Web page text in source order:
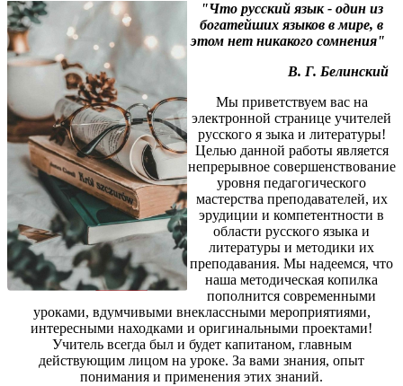
"Что русский язык - один из
богатейших языков в мире, в
этом нет никакого сомнения"
В. Г. Белинский
Мы приветствуем вас на
электронной странице учителей
русского я зыка и литературы!
Целью данной работы является
непрерывное совершенствование
уровня педагогического
мастерства преподавателей, их
эрудиции и компетентности в
области русского языка и
литературы и методики их
преподавания. Мы надеемся, что
наша методическая копилка
пополнится современными
уроками, вдумчивыми внеклассными мероприятиями,
интересными находками и оригинальными проектами!
Учитель всегда был и будет капитаном, главным
действующим лицом на уроке. За вами знания, опыт
понимания и применения этих знаний.